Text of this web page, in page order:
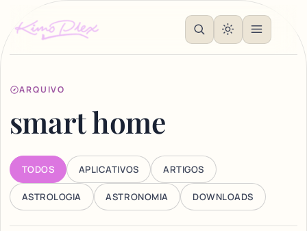
ARQUIVO
smart home
TODOS APLICATIVOS ARTIGOS
ASTROLOGIA ASTRONOMIA DOWNLOADS